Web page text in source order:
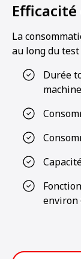
La
au long du test
Durée
environ